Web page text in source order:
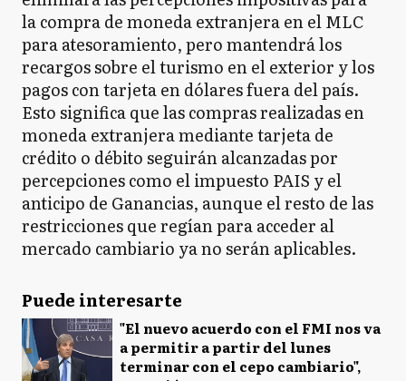
la compra de moneda extranjera en el MLC
para atesoramiento, pero mantendrá los
recargos sobre el turismo en el exterior y los
pagos con tarjeta en dólares fuera del país.
Esto significa que las compras realizadas en
moneda extranjera mediante tarjeta de
crédito o débito seguirán alcanzadas por
percepciones como el impuesto PAIS y el
anticipo de Ganancias, aunque el resto de las
restricciones que regían para acceder al
mercado cambiario ya no serán aplicables.
Puede interesarte
"El nuevo acuerdo con el FMI nos va
a permitir a partir del lunes
terminar con el cepo cambiario",